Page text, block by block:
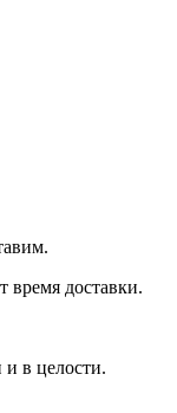
время доставки.
в целости.